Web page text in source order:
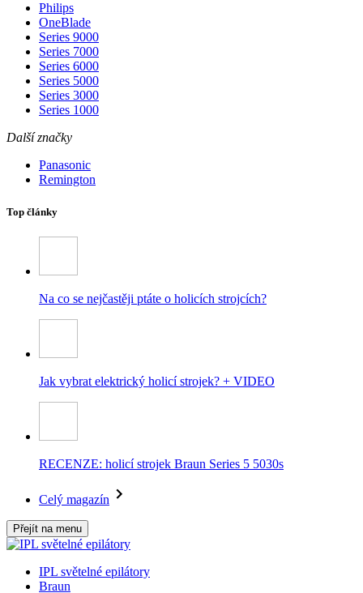
Philips
OneBlade
Series 9000
Series 7000
Series 6000
Series 5000
Series 3000
Series 1000
Další značky
Panasonic
Remington
Top články
Na co se nejčastěji ptáte o holicích strojcích?
Jak vybrat elektrický holicí strojek? + VIDEO
RECENZE: holicí strojek Braun Series 5 5030s
Celý magazín
Přejít na menu
IPL světelné epilátory
Braun